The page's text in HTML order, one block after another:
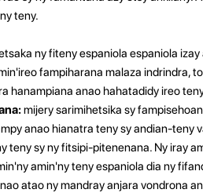
teny.
ny fiteny espaniola espaniola
fampiharana malaza indrindra,
hanampiana anao hahatadidy ireo
mijery sarimihetsika sy
anao hianatra teny sy andian-teny
teny sy ny fitsipi-pitenenana. Ny iray
amin'ny teny espaniola dia ny
atao ny mandray anjara vondrona